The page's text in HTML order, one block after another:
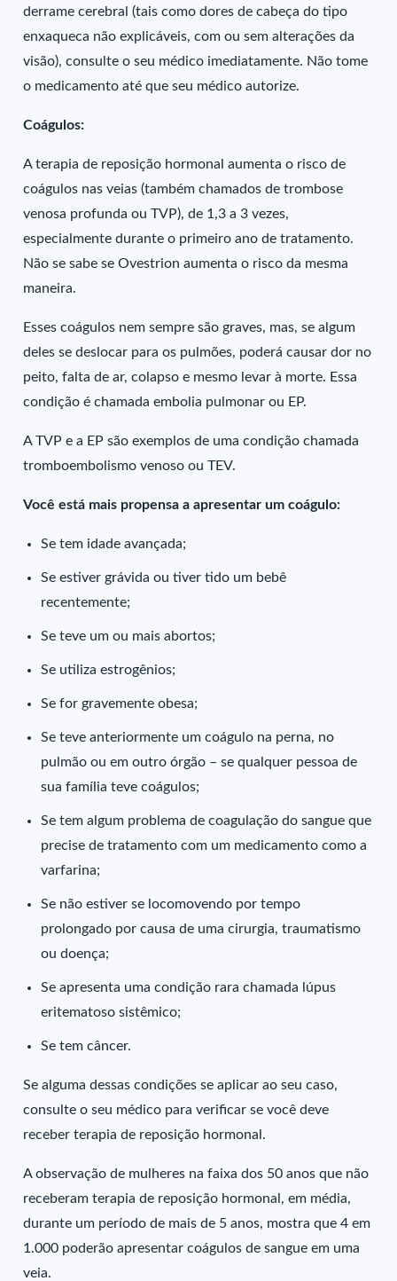
derrame cerebral (tais como dores de cabeça do tipo
enxaqueca não explicáveis, com ou sem alterações da
visão), consulte o seu médico imediatamente. Não tome
o medicamento até que seu médico autorize.
Coágulos:
A terapia de reposição hormonal aumenta o risco de
coágulos nas veias (também chamados de trombose
venosa profunda ou TVP), de 1,3 a 3 vezes,
especialmente durante o primeiro ano de tratamento.
Não se sabe se Ovestrion aumenta o risco da mesma
maneira.
Esses coágulos nem sempre são graves, mas, se algum
deles se deslocar para os pulmões, poderá causar dor no
peito, falta de ar, colapso e mesmo levar à morte. Essa
condição é chamada embolia pulmonar ou EP.
A TVP e a EP são exemplos de uma condição chamada
tromboembolismo venoso ou TEV.
Você está mais propensa a apresentar um coágulo:
Se tem idade avançada;
Se estiver grávida ou tiver tido um bebê
recentemente;
Se teve um ou mais abortos;
Se utiliza estrogênios;
Se for gravemente obesa;
Se teve anteriormente um coágulo na perna, no
pulmão ou em outro órgão – se qualquer pessoa de
sua família teve coágulos;
Se tem algum problema de coagulação do sangue que
precise de tratamento com um medicamento como a
varfarina;
Se não estiver se locomovendo por tempo
prolongado por causa de uma cirurgia, traumatismo
ou doença;
Se apresenta uma condição rara chamada lúpus
eritematoso sistêmico;
Se tem câncer.
Se alguma dessas condições se aplicar ao seu caso,
consulte o seu médico para verificar se você deve
receber terapia de reposição hormonal.
A observação de mulheres na faixa dos 50 anos que não
receberam terapia de reposição hormonal, em média,
durante um período de mais de 5 anos, mostra que 4 em
1.000 poderão apresentar coágulos de sangue em uma
veia.